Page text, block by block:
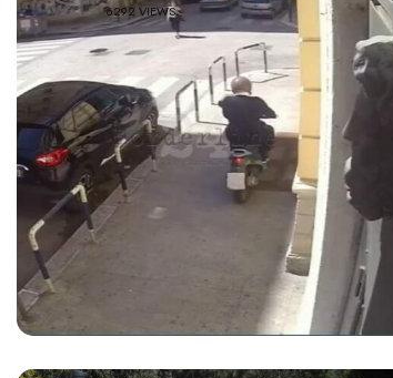
6292 VIEWS